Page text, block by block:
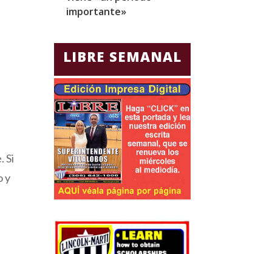
Si
y
importante»
LIBRE SEMANAL